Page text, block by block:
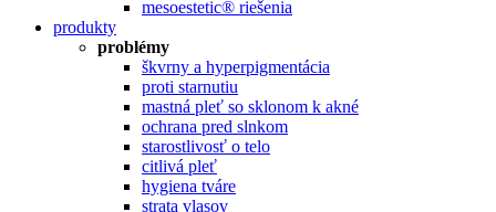
mesoestetic® riešenia
produkty
problémy
škvrny a hyperpigmentácia
proti starnutiu
mastná pleť so sklonom k ​​akné
ochrana pred slnkom
starostlivosť o telo
citlivá pleť
hygiena tváre
strata vlasov